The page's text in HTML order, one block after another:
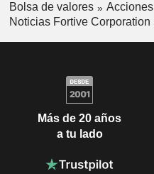
Bolsa de valores Acciones
Noticias Fortive Corporation
Más de 20 años
a tu lado